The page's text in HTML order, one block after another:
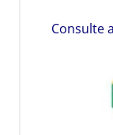
Consulte